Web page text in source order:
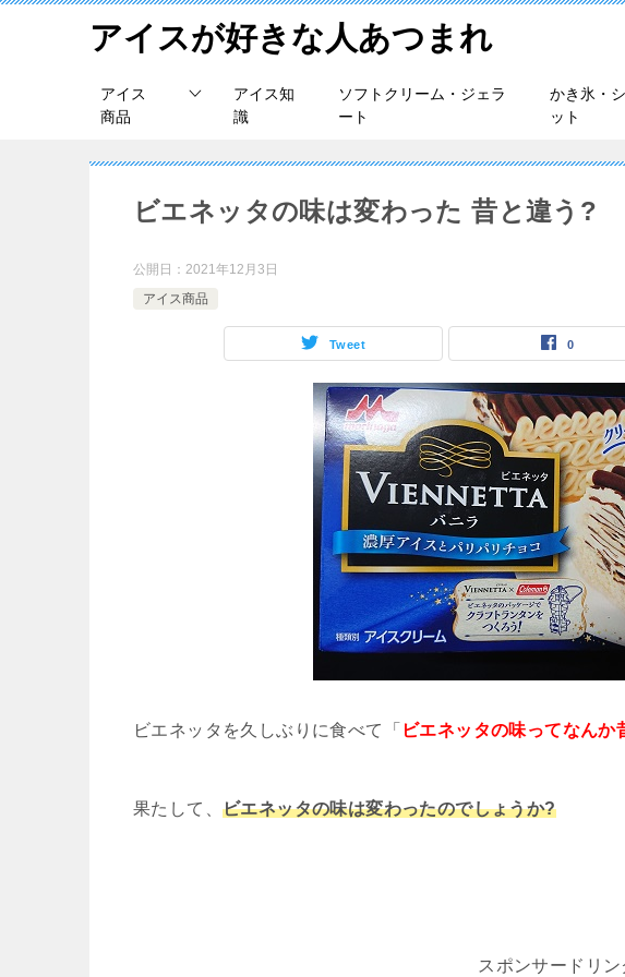
アイスが好きな人あつまれ
アイス
商品
アイス知
識
ソフトクリーム・ジェラ
ート
かき氷・
ット
ビエネッタの味は変わった 昔と違う?
公開日： 2021年12月3日
アイス商品
Tweet 0
ビエネッタを久しぶりに食べて「 ビエネッタの味ってなんか
果たして、 ビエネッタの味は変わったのでしょうか?
スポンサードリン